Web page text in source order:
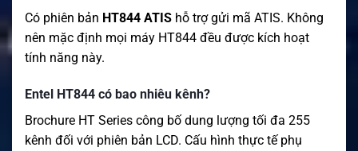
Có phiên bản HT844 ATIS hỗ trợ gửi mã ATIS. Không
nên mặc định mọi máy HT844 đều được kích hoạt
tính năng này.
Entel HT844 có bao nhiêu kênh?
Brochure HT Series công bố dung lượng tối đa 255
kênh đối với phiên bản LCD. Cấu hình thực tế phụ